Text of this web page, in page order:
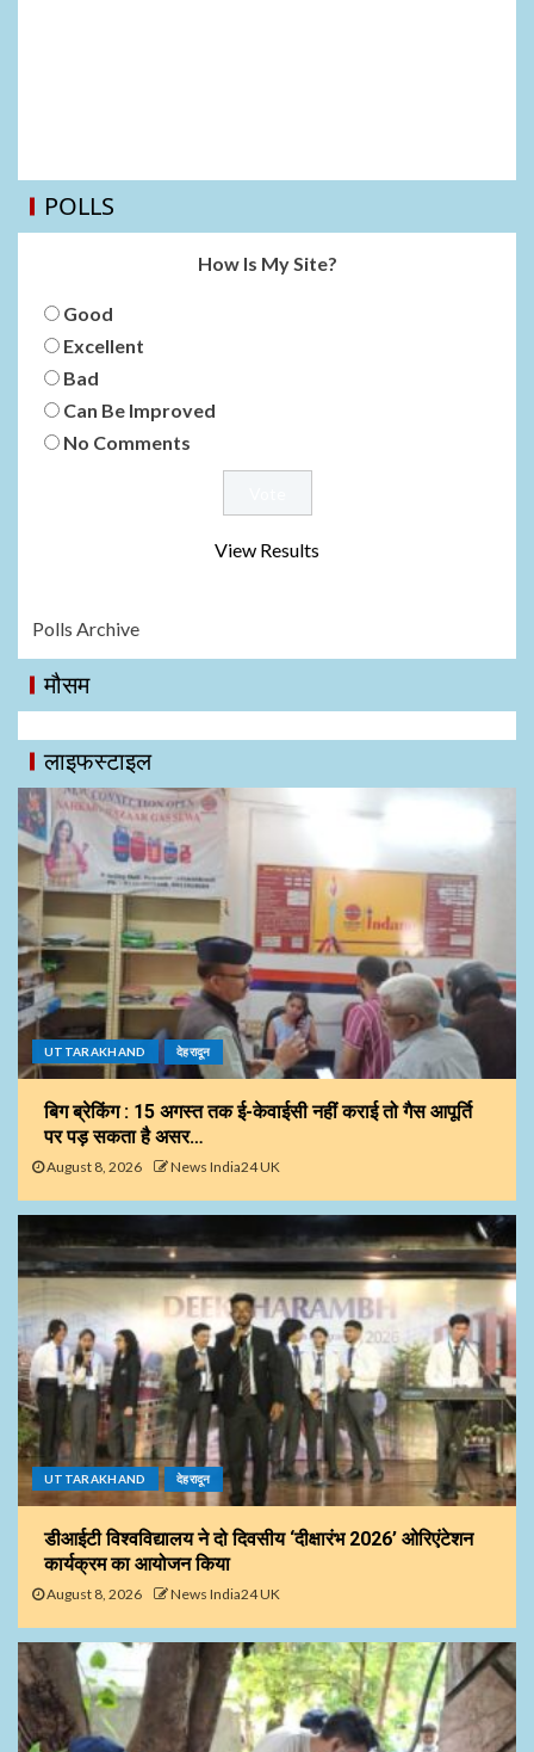
POLLS
How Is My Site?
Good
Excellent
Bad
Can Be Improved
No Comments
View Results
Polls Archive
मौसम
लाइफस्टाइल
UTTARAKHAND देहरादून
बिग ब्रेकिंग : 15 अगस्त तक ई-केवाईसी नहीं कराई तो गैस आपूर्ति
पर पड़ सकता है असर…
August 8, 2026 News India24 UK
UTTARAKHAND देहरादून
डीआईटी विश्वविद्यालय ने दो दिवसीय ‘दीक्षारंभ 2026’ ओरिएंटेशन
कार्यक्रम का आयोजन किया
August 8, 2026 News India24 UK